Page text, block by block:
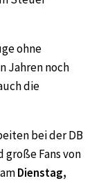
ohne
Jahren noch
die
bei der DB
Fans von
Dienstag,